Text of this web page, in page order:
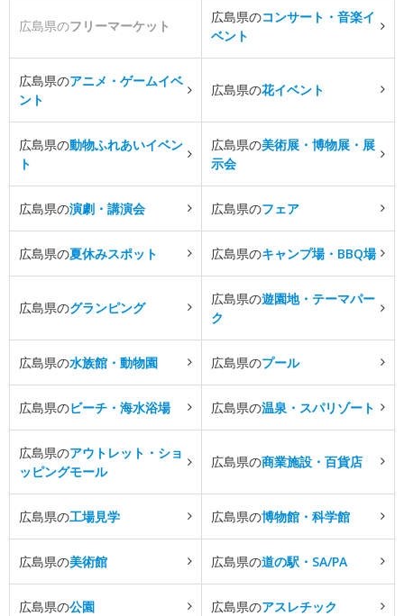
広島県のフリーマーケット
広島県のコンサート・音楽イ
ベント
広島県のアニメ・ゲームイベ
ント
広島県の花イベント
広島県の動物ふれあいイベン
ト
広島県の美術展・博物展・展
示会
広島県の演劇・講演会 広島県のフェア
広島県の夏休みスポット 広島県のキャンプ場・BBQ場
広島県のグランピング
広島県の遊園地・テーマパー
ク
広島県の水族館・動物園 広島県のプール
広島県のビーチ・海水浴場 広島県の温泉・スパリゾート
広島県のアウトレット・ショ
ッピングモール
広島県の商業施設・百貨店
広島県の工場見学 広島県の博物館・科学館
広島県の美術館 広島県の道の駅・SA/PA
広島県の公園 広島県のアスレチック